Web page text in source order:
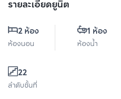
รายละเอียดยูนิต
2 ห้อง
ห้องนอน
1 ห้อง
ห้องน้ำ
22
ลำดับชั้นที่